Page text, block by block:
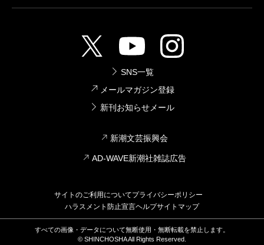
SNS一覧
メールマガジン登録
新刊お知らせメール
新潮文芸振興会
AD-WAVE新潮社雑誌広告
サイトのご利用についてプライバシーポリシー
ハラスメント防止宣言ヘルプサイトマップ
すべての画像・データについて無断使用・無断転載を禁止します。
© SHINCHOSHA All Rights Reserved.